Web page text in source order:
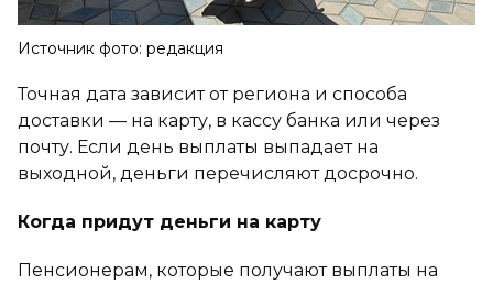
Источник фото: редакция
Точная дата зависит от региона и способа
доставки — на карту, в кассу банка или через
почту. Если день выплаты выпадает на
выходной, деньги перечисляют досрочно.
Когда придут деньги на карту
Пенсионерам, которые получают выплаты на